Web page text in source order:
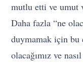
mutlu etti ve umut
Daha fazla “ne
duymamak için bu
olacağımız ve